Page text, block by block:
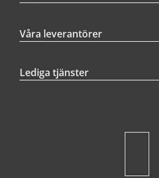
Våra leverantörer
Lediga tjänster